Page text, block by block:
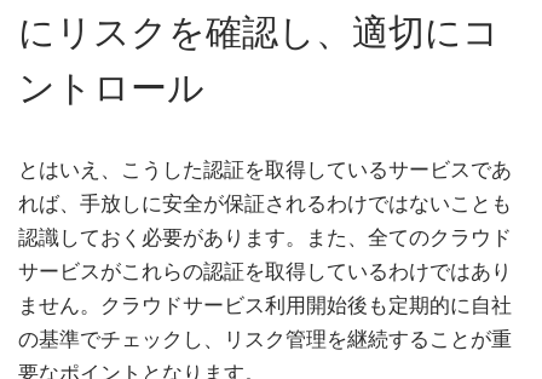
にリスクを確認し、適切にコ
ントロール
とはいえ、こうした認証を取得しているサービスであ
れば、手放しに安全が保証されるわけではないことも
認識しておく必要があります。また、全てのクラウド
サービスがこれらの認証を取得しているわけではあり
ません。クラウドサービス利用開始後も定期的に自社
の基準でチェックし、リスク管理を継続することが重
要なポイントとなります。